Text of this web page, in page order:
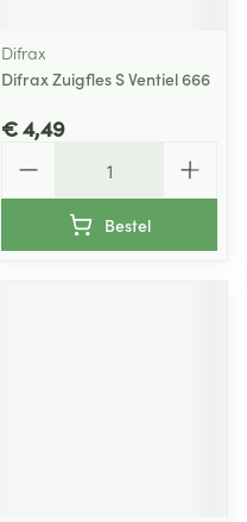
Difrax
Difrax Zuigfles S Ventiel 666
€ 4,49
Bestel